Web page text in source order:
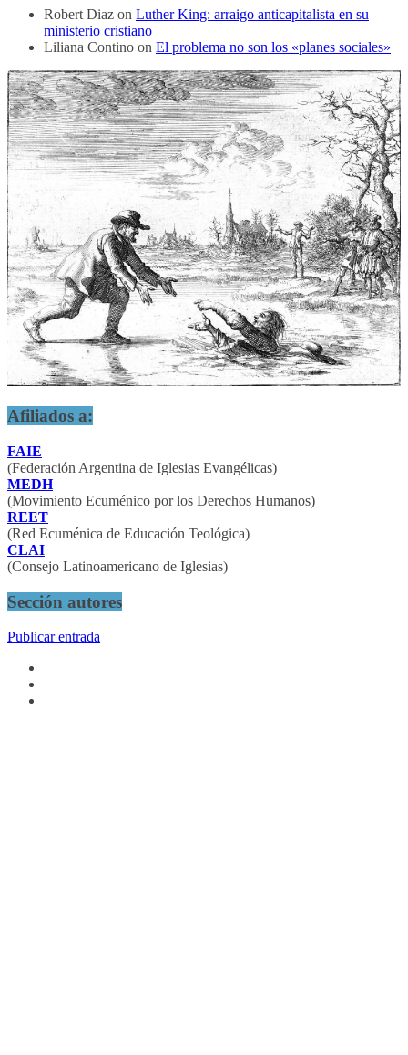
Robert Diaz on Luther King: arraigo anticapitalista en su
ministerio cristiano
Liliana Contino on El problema no son los «planes sociales»
Afiliados a:
FAIE
(Federación Argentina de Iglesias Evangélicas)
MEDH
(Movimiento Ecuménico por los Derechos Humanos)
REET
(Red Ecuménica de Educación Teológica)
CLAI
(Consejo Latinoamericano de Iglesias)
Sección autores
Publicar entrada